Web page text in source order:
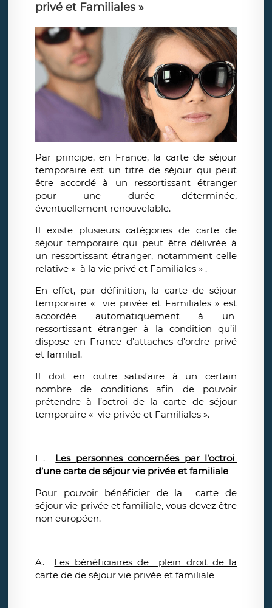
privé et Familiales »
Par principe, en France, la carte de séjour
temporaire est un titre de séjour qui peut
être accordé à un ressortissant étranger
pour une durée déterminée,
éventuellement renouvelable.
Il existe plusieurs catégories de carte de
séjour temporaire qui peut être délivrée à
un ressortissant étranger, notamment celle
relative « à la vie privé et Familiales » .
En effet, par définition, la carte de séjour
temporaire « vie privée et Familiales » est
accordée automatiquement à un
ressortissant étranger à la condition qu’il
dispose en France d’attaches d’ordre privé
et familial.
Il doit en outre satisfaire à un certain
nombre de conditions afin de pouvoir
prétendre à l’octroi de la carte de séjour
temporaire « vie privée et Familiales ».
I . Les personnes concernées par l’octroi
d’une carte de séjour vie privée et familiale
Pour pouvoir bénéficier de la carte de
séjour vie privée et familiale, vous devez être
non européen.
A. Les bénéficiaires de plein droit de la
carte de de séjour vie privée et familiale